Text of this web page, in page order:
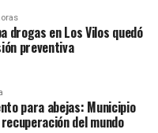
drogas en Los Vilos quedó
preventiva
para abejas: Municipio
del mundo